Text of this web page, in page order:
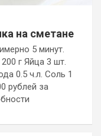
на сметане
5 минут.
г Яйца 3 шт.
0.5 ч.л. Соль 1
рублей за